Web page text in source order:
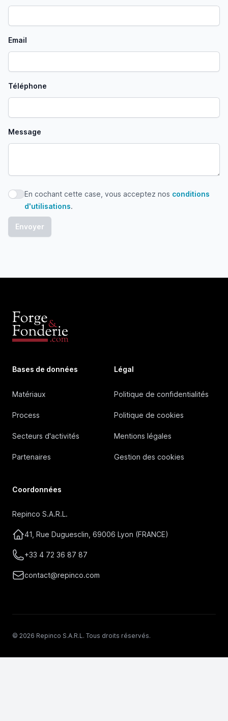
Email
Téléphone
Message
En cochant cette case, vous acceptez nos conditions
En cochant cette case, vous acceptez nos conditions
d'utilisations.
Bases de données
Matériaux
Process
Secteurs d'activités
Partenaires
Légal
Politique de confidentialités
Politique de cookies
Mentions légales
Gestion des cookies
Coordonnées
Repinco S.A.R.L.
41, Rue Duguesclin, 69006 Lyon (FRANCE)
+33 4 72 36 87 87
contact@repinco.com
© 2026 Repinco S.A.R.L. Tous droits réservés.